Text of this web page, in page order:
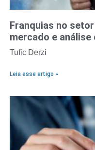
Franquias no
mercado e análise
Tufic Derzi
Leia esse artigo »